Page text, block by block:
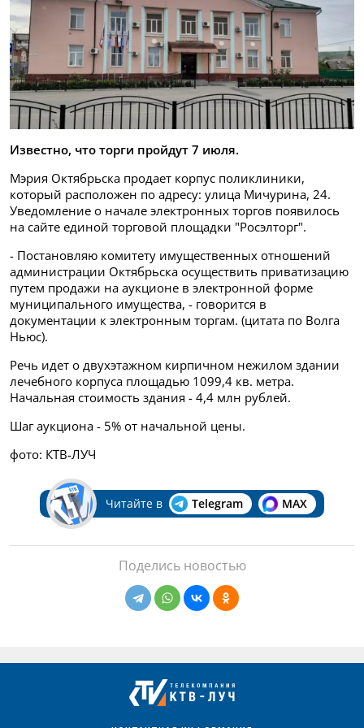
Известно, что торги пройдут 7 июля.
Мэрия Октябрьска продает корпус поликлиники,
который расположен по адресу: улица Мичурина, 24.
Уведомление о начале электронных торгов появилось
на сайте единой торговой площадки "Росэлторг".
- Постановляю комитету имущественных отношений
администрации Октябрьска осуществить приватизацию
путем продажи на аукционе в электронной форме
муниципального имущества, - говорится в
документации к электронным торгам. (цитата по Волга
Ньюс).
Речь идет о двухэтажном кирпичном нежилом здании
лечебного корпуса площадью 1099,4 кв. метра.
Начальная стоимость здания - 4,4 млн рублей.
Шаг аукциона - 5% от начальной цены.
фото: КТВ-ЛУЧ
Читайте в Telegram MAX
Поделись новостью